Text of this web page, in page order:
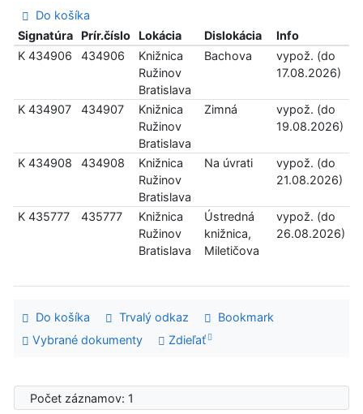
Do košíka
Signatúra
Prír.číslo Lokácia Dislokácia
Info
K 434906
434906
Knižnica
Ružinov
Bratislava
Bachova
vypož. (do
17.08.2026)
K 434907 434907
Knižnica
Ružinov
Bratislava
Zimná
vypož. (do
19.08.2026)
K 434908 434908
Knižnica
Ružinov
Bratislava
Na úvrati
vypož. (do
21.08.2026)
K 435777 435777
Knižnica
Ružinov
Bratislava
Ústredná
knižnica,
Miletičova
vypož. (do
26.08.2026)
Do košíka Trvalý odkaz
Bookmark
Vybrané dokumenty
Zdieľať
Počet záznamov: 1